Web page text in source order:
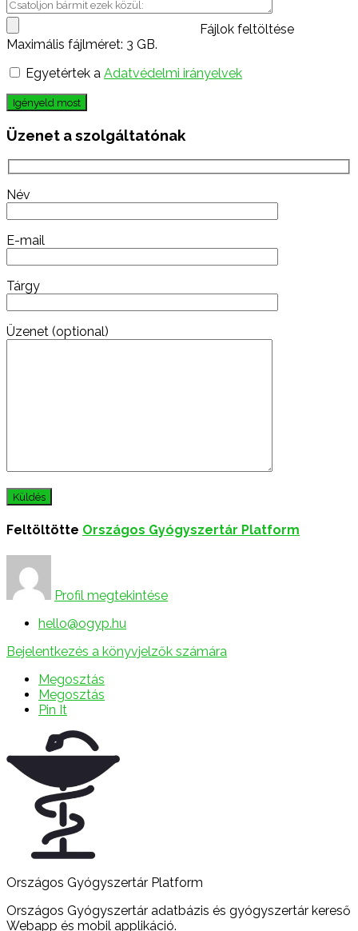
Fájlok feltöltése
Maximális fájlméret: 3 GB.
Egyetértek a Adatvédelmi irányelvek
Igényeld most
Üzenet a szolgáltatónak
Név
E-mail
Tárgy
Üzenet (optional)
Feltöltötte Országos Gyógyszertár Platform
Profil megtekintése
hello@ogyp.hu
Bejelentkezés a könyvjelzők számára
Megosztás
Megosztás
Pin It
Országos Gyógyszertár Platform
Országos Gyógyszertár adatbázis és gyógyszertár kereső
Webapp és mobil applikáció.